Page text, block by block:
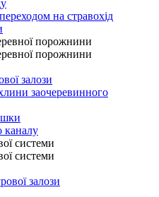
на стравохід
порожнини
порожнини
залози
заочеревинного
каналу
системи
системи
залози